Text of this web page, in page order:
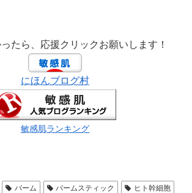
たら、応援クリックお願いします！
にほんブログ村
敏感肌ランキング
バーム バームスティック
ヒト幹細胞